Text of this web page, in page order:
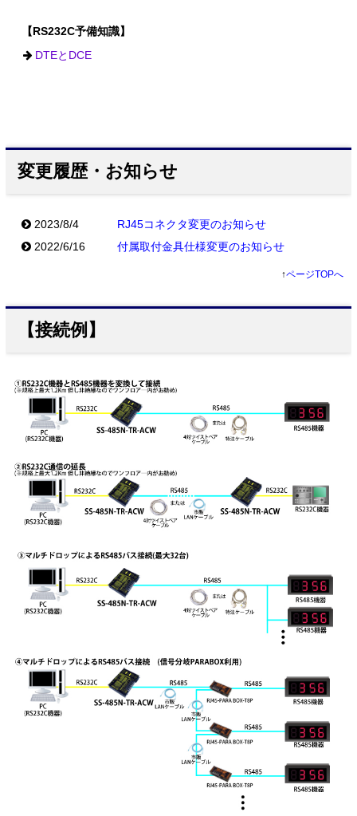
【RS232C予備知識】
DTEとDCE
変更履歴・お知らせ
2023/8/4
RJ45コネクタ変更のお知らせ
2022/6/16
付属取付金具仕様変更のお知らせ
↑ページTOPへ
【接続例】